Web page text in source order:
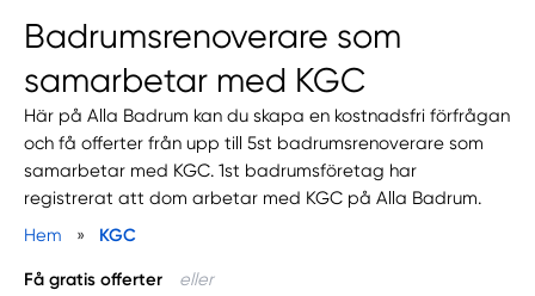
Badrumsrenoverare som
samarbetar med KGC
Här på Alla Badrum kan du skapa en kostnadsfri förfrågan
och få offerter från upp till 5st badrumsrenoverare som
samarbetar med KGC. 1st badrumsföretag har
registrerat att dom arbetar med KGC på Alla Badrum.
Hem
» KGC
Få gratis offerter eller